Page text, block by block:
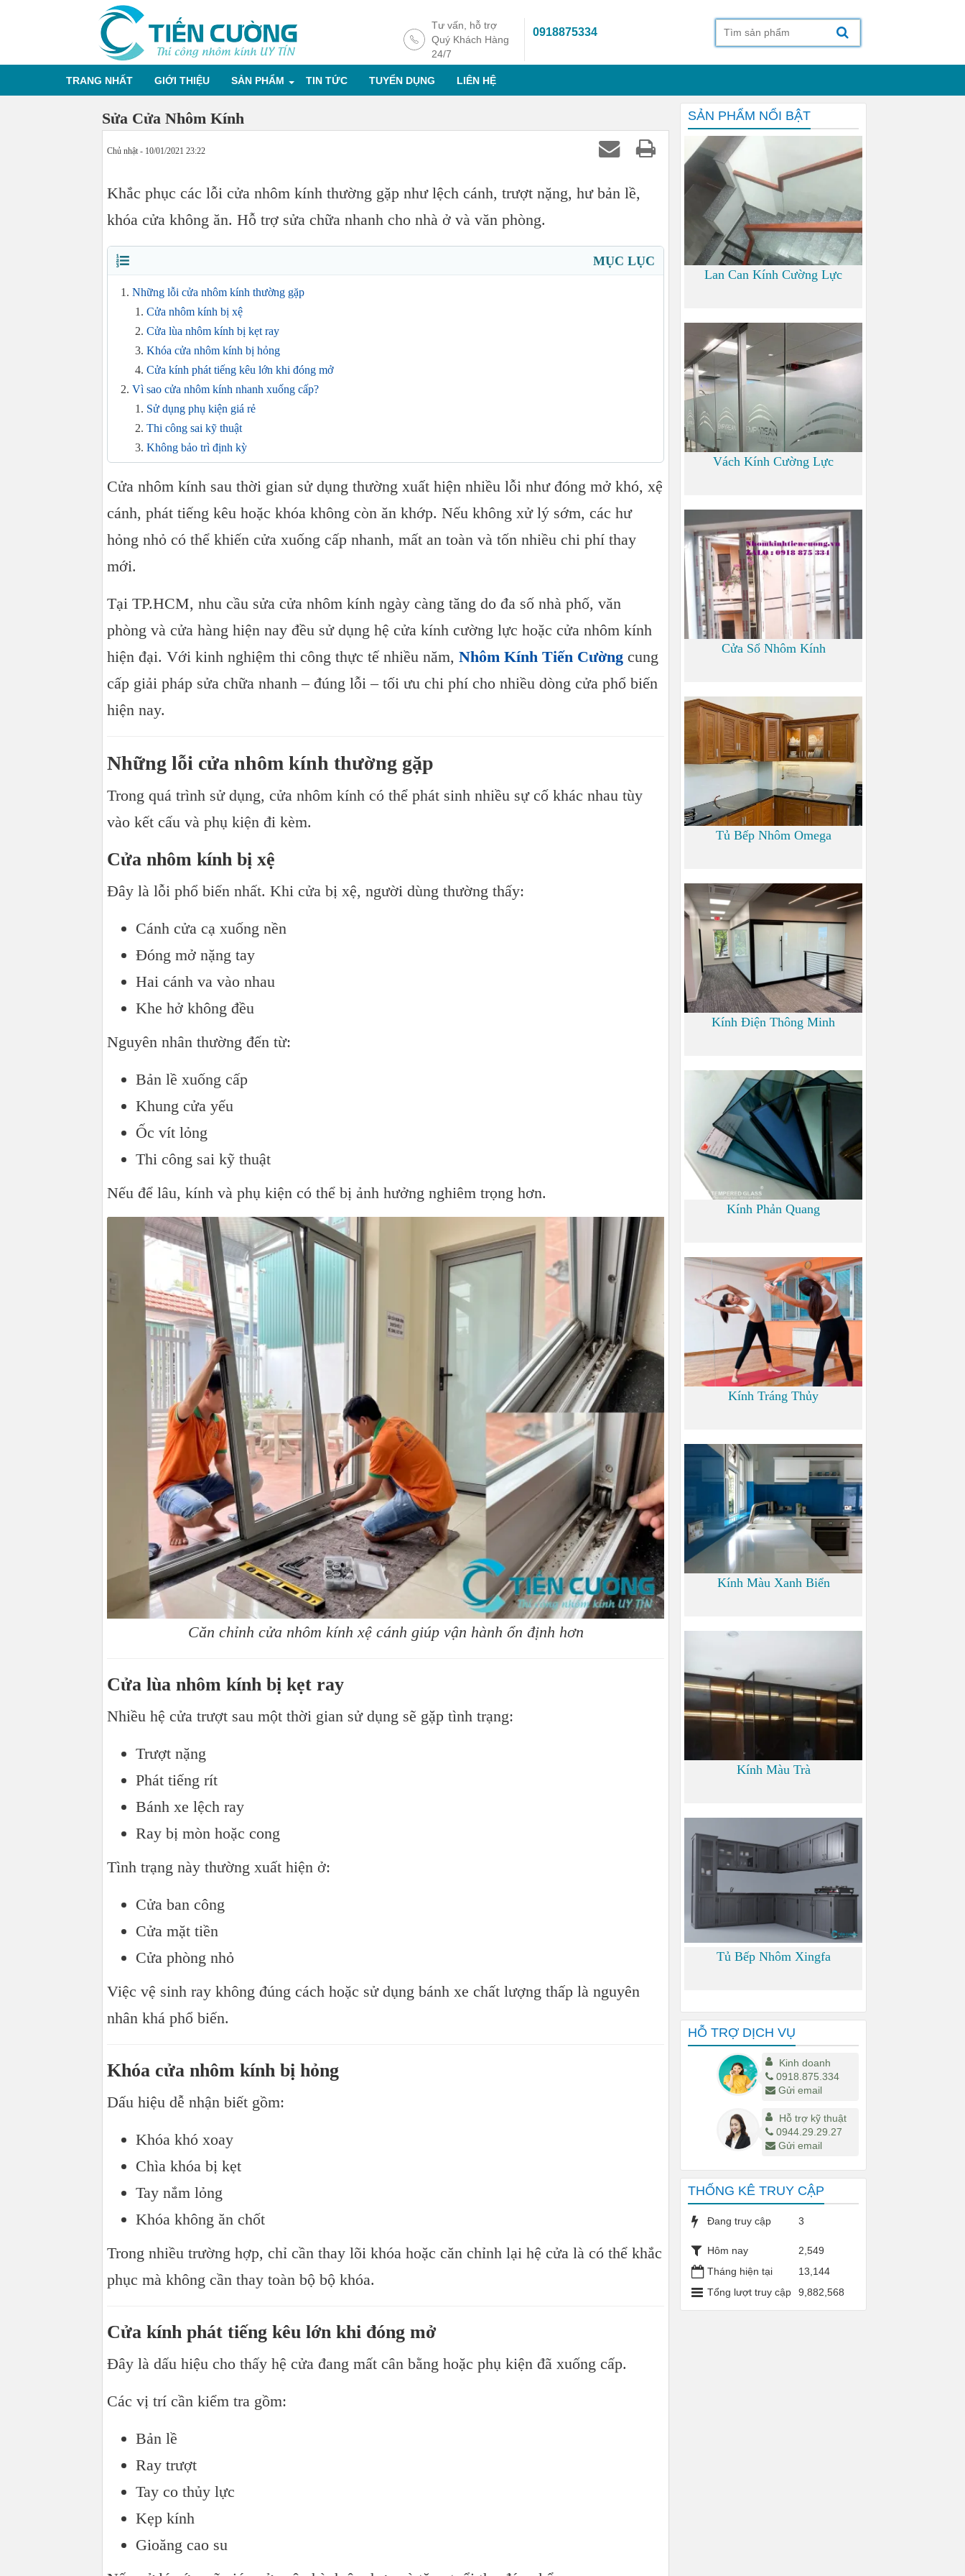
Tư vấn, hỗ trợ
Quý Khách Hàng
24/7
0918875334
TRANG NHẤT GIỚI THIỆU SẢN PHẨM TIN TỨC TUYỂN DỤNG LIÊN HỆ
Sửa Cửa Nhôm Kính
Chủ nhật - 10/01/2021 23:22
Khắc phục các lỗi cửa nhôm kính thường gặp như lệch cánh, trượt nặng, hư bản lề,
khóa cửa không ăn. Hỗ trợ sửa chữa nhanh cho nhà ở và văn phòng.
MỤC LỤC
Những lỗi cửa nhôm kính thường gặp
Cửa nhôm kính bị xệ
Cửa lùa nhôm kính bị kẹt ray
Khóa cửa nhôm kính bị hỏng
Cửa kính phát tiếng kêu lớn khi đóng mở
Vì sao cửa nhôm kính nhanh xuống cấp?
Sử dụng phụ kiện giá rẻ
Thi công sai kỹ thuật
Không bảo trì định kỳ
Khi nào nên sửa và khi nào nên thay mới?
Nên sửa khi:
Nên thay mới khi:
Quy trình sửa cửa nhôm kính chuyên nghiệp
Bước 1 – Kiểm tra tình trạng cửa
Bước 4 – Kiểm tra vận hành
Kinh nghiệm giúp cửa nhôm kính bền hơn
Câu hỏi thường gặp
Cửa nhôm kính bị xệ có sửa được không?
Bao lâu nên bảo trì cửa một lần?
Kết luận
Cửa nhôm kính sau thời gian sử dụng thường xuất hiện nhiều lỗi như đóng mở khó, xệ
cánh, phát tiếng kêu hoặc khóa không còn ăn khớp. Nếu không xử lý sớm, các hư
hỏng nhỏ có thể khiến cửa xuống cấp nhanh, mất an toàn và tốn nhiều chi phí thay
mới.
Tại TP.HCM, nhu cầu sửa cửa nhôm kính ngày càng tăng do đa số nhà phố, văn
phòng và cửa hàng hiện nay đều sử dụng hệ cửa kính cường lực hoặc cửa nhôm kính
hiện đại. Với kinh nghiệm thi công thực tế nhiều năm, Nhôm Kính Tiến Cường cung
cấp giải pháp sửa chữa nhanh – đúng lỗi – tối ưu chi phí cho nhiều dòng cửa phổ biến
hiện nay.
Những lỗi cửa nhôm kính thường gặp
Trong quá trình sử dụng, cửa nhôm kính có thể phát sinh nhiều sự cố khác nhau tùy
vào kết cấu và phụ kiện đi kèm.
Cửa nhôm kính bị xệ
Đây là lỗi phổ biến nhất. Khi cửa bị xệ, người dùng thường thấy:
Cánh cửa cạ xuống nền
Đóng mở nặng tay
Hai cánh va vào nhau
Khe hở không đều
Nguyên nhân thường đến từ:
Bản lề xuống cấp
Khung cửa yếu
Ốc vít lỏng
Thi công sai kỹ thuật
Nếu để lâu, kính và phụ kiện có thể bị ảnh hưởng nghiêm trọng hơn.
Căn chỉnh cửa nhôm kính xệ cánh giúp vận hành ổn định hơn
Cửa lùa nhôm kính bị kẹt ray
Nhiều hệ cửa trượt sau một thời gian sử dụng sẽ gặp tình trạng:
Trượt nặng
Phát tiếng rít
Bánh xe lệch ray
Ray bị mòn hoặc cong
Tình trạng này thường xuất hiện ở:
Cửa ban công
Cửa mặt tiền
Cửa phòng nhỏ
Việc vệ sinh ray không đúng cách hoặc sử dụng bánh xe chất lượng thấp là nguyên
nhân khá phổ biến.
Khóa cửa nhôm kính bị hỏng
Dấu hiệu dễ nhận biết gồm:
Khóa khó xoay
Chìa khóa bị kẹt
Tay nắm lỏng
Khóa không ăn chốt
Trong nhiều trường hợp, chỉ cần thay lõi khóa hoặc căn chỉnh lại hệ cửa là có thể khắc
phục mà không cần thay toàn bộ bộ khóa.
Cửa kính phát tiếng kêu lớn khi đóng mở
Đây là dấu hiệu cho thấy hệ cửa đang mất cân bằng hoặc phụ kiện đã xuống cấp.
Các vị trí cần kiểm tra gồm:
Bản lề
Ray trượt
Tay co thủy lực
Kẹp kính
Gioăng cao su
SẢN PHẨM NỔI BẬT
Lan Can Kính Cường Lực
Vách Kính Cường Lực
0
Cửa Sổ Nhôm Kính
Tủ Bếp Nhôm Omega
6.000
Kính Điện Thông Minh
Kính Phản Quang
Kính Tráng Thủy
Kính Màu Xanh Biển
Kính Màu Trà
Tủ Bếp Nhôm Xingfa
0
HỖ TRỢ DỊCH VỤ
Kinh doanh
0918.875.334
Gửi email
Hỗ trợ kỹ thuật
0944.29.29.27
Gửi email
THỐNG KÊ TRUY CẬP
Đang truy cập 3
Hôm nay
2,549
Tháng hiện tại
13,144
Tổng lượt truy cập
9,882,568